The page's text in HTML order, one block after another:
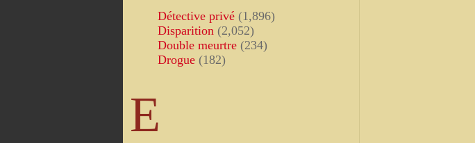
Détective privé (1,896)
Disparition (2,052)
Double meurtre (234)
Drogue (182)
E